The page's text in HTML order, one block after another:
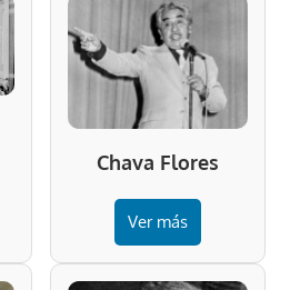
Chava Flores
Ver más